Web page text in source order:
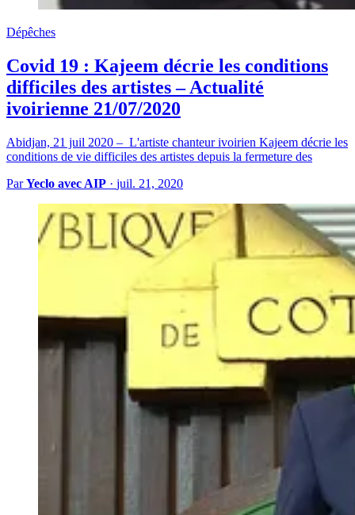
Dépêches
Covid 19 : Kajeem décrie les conditions
difficiles des artistes – Actualité
ivoirienne 21/07/2020
Abidjan, 21 juil 2020 – L'artiste chanteur ivoirien Kajeem décrie les
conditions de vie difficiles des artistes depuis la fermeture des
ParYeclo avec AIP · juil. 21, 2020